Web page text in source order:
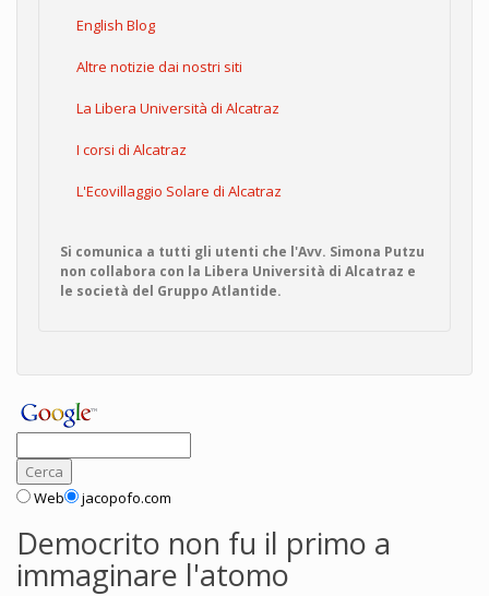
English Blog
Altre notizie dai nostri siti
La Libera Università di Alcatraz
I corsi di Alcatraz
L'Ecovillaggio Solare di Alcatraz
Si comunica a tutti gli utenti che l'Avv. Simona Putzu
non collabora con la Libera Università di Alcatraz e
le società del Gruppo Atlantide.
Web jacopofo.com
Democrito non fu il primo a
immaginare l'atomo